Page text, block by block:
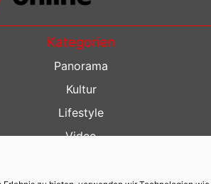
Kategorien
Panorama
Kultur
Lifestyle
Video